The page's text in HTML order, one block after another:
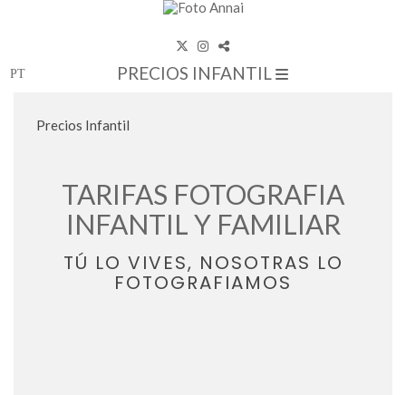
PRECIOS INFANTIL
Precios Infantil
TARIFAS FOTOGRAFIA
INFANTIL Y FAMILIAR
TÚ LO VIVES, NOSOTRAS LO
FOTOGRAFIAMOS